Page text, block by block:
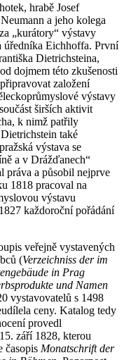
hrabě Josef
a jeho kolega
„kurátory“ výstavy
úředníka Eichhoffa. První
Dietrichsteina,
dojmem této zkušenosti
založení
výstavy
širších aktivit
k nimž patřily
také
výstava se
a v Drážďanech“
práva a působil nejprve
1818 pracoval na
výstavu
každoroční pořádání
veřejně vystavených
(Verzeichniss der im
in Prag
und Namen
vystavovatelů s 1498
ceny. Katalog tedy
provedl
září 1828, kterou
časopis Monatschrift der